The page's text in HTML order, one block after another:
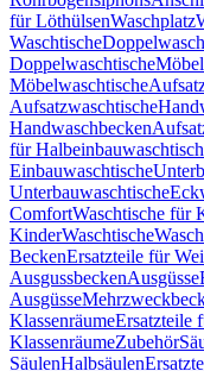
für LöthülsenWaschplatz
Waschtische
Doppelwaschtische
Möbelwaschtische
Aufsatzwaschtische
Handwaschbecken
für
Einbauwaschtische
Unterbauwaschtische
ComfortWaschtische für
KinderWaschtische
BeckenErsatzteile für
AusgussbeckenAusgüsse
Ausgüsse
KlassenräumeErsatzteile
KlassenräumeZubehör
SäulenHalbsäulen